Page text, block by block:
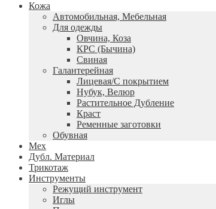
Кожа
Автомобильная, Мебельная
Для одежды
Овчина, Коза
КРС (Бычина)
Свиная
Галантерейная
Лицевая/С покрытием
Нубук, Велюр
Растительное Дубление
Краст
Ременные заготовки
Обувная
Мех
Дубл. Материал
Трикотаж
Инструменты
Режущий инструмент
Иглы